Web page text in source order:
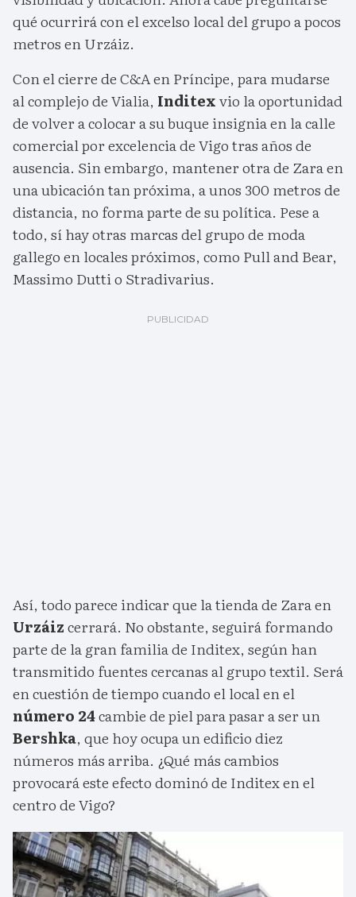
qué ocurrirá con el excelso local del grupo a pocos
metros en Urzáiz.
Con el cierre de C&A en Príncipe, para mudarse
al complejo de Vialia, Inditexvio la oportunidad
de volver a colocar a su buque insignia en la calle
comercial por excelencia de Vigo tras años de
ausencia. Sin embargo, mantener otra de Zara en
una ubicación tan próxima, a unos 300 metros de
distancia, no forma parte de su política. Pese a
todo, sí hay otras marcas del grupo de moda
gallego en locales próximos, como Pull and Bear,
Massimo Dutti o Stradivarius.
Así, todo parece indicar que la tienda de Zara en
Urzáizcerrará. No obstante, seguirá formando
parte de la gran familia de Inditex, según han
transmitido fuentes cercanas al grupo textil. Será
en cuestión de tiempo cuando el local en el
número 24cambie de piel para pasar a ser un
Bershka, que hoy ocupa un edificio diez
números más arriba. ¿Qué más cambios
provocará este efecto dominó de Inditex en el
centro de Vigo?